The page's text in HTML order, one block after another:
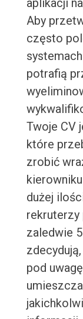
aplikacji
Aby
często
potrafią
Twoje CV
które
zrobić
dużej
rekruterzy
zaledwie
pod